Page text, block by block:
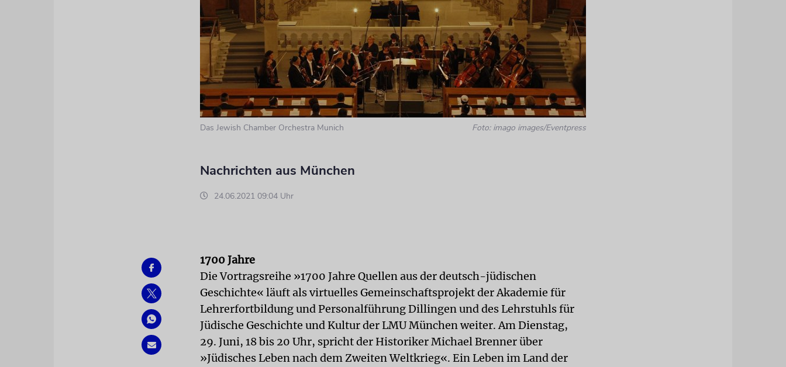
Das Jewish Chamber Orchestra Munich Foto: imago images/Eventpress
Nachrichten aus München
24.06.2021 09:04 Uhr
1700 Jahre
Die Vortragsreihe »1700 Jahre Quellen aus der deutsch-jüdischen
Geschichte« läuft als virtuelles Gemeinschaftsprojekt der Akademie für
Lehrerfortbildung und Personalführung Dillingen und des Lehrstuhls für
Jüdische Geschichte und Kultur der LMU München weiter. Am Dienstag,
29. Juni, 18 bis 20 Uhr, spricht der Historiker Michael Brenner über
»Jüdisches Leben nach dem Zweiten Weltkrieg«. Ein Leben im Land der